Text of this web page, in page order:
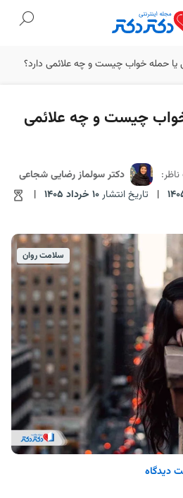
یا حمله خواب چیست و چه علائمی دارد؟
خواب چیست و چه علائمی
دکتر سولماز رضایی شجاعی
| تاریخ انتشار10 خرداد 1405
|
سلامت روان
دیدگاه